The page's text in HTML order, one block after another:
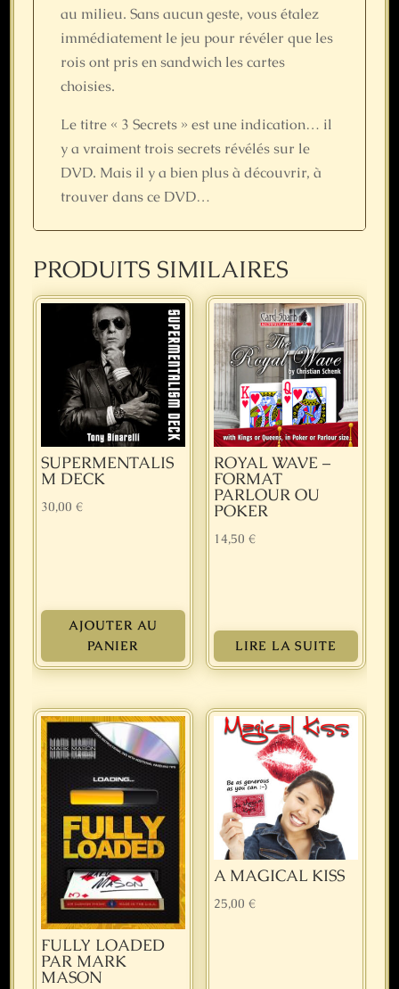
au milieu. Sans aucun geste, vous étalez
immédiatement le jeu pour révéler que les
rois ont pris en sandwich les cartes
choisies.
Le titre « 3 Secrets » est une indication… il
y a vraiment trois secrets révélés sur le
DVD. Mais il y a bien plus à découvrir, à
trouver dans ce DVD…
PRODUITS SIMILAIRES
SUPERMENTALIS
M DECK
30,00€
AJOUTER AU
PANIER
ROYAL WAVE –
FORMAT
PARLOUR OU
POKER
14,50€
LIRE LA SUITE
FULLY LOADED
PAR MARK
MASON
A MAGICAL KISS
25,00€